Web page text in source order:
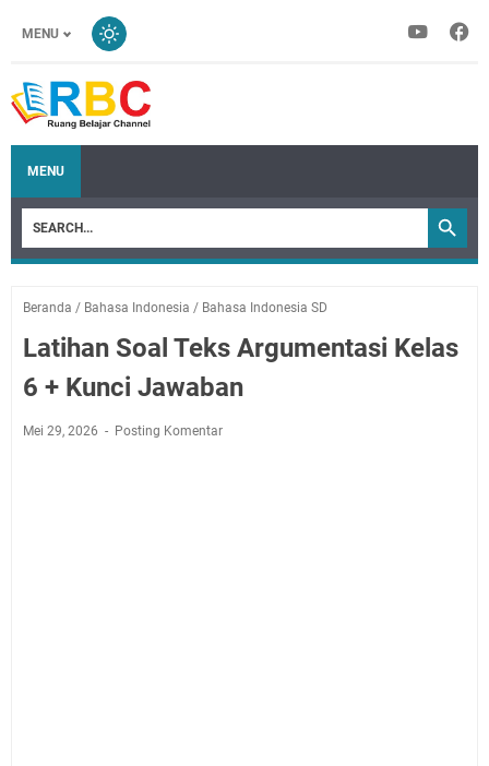
MENU
MENU
Beranda / Bahasa Indonesia / Bahasa Indonesia SD
Latihan Soal Teks Argumentasi Kelas
6 + Kunci Jawaban
Mei 29, 2026 Posting Komentar